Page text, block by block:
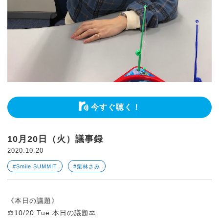
今すぐ聴く！
10月20日（火）議事録
2020.10.20
#Smile SUMMIT #栗林さみ
《本日の議題》
⚖️10/20 Tue.本日の議題⚖️